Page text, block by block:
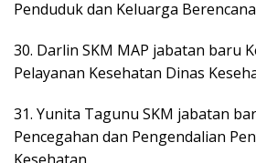
Penduduk dan Keluarga Berencana
30. Darlin SKM MAP jabatan baru
Pelayanan Kesehatan Dinas
31. Yunita Tagunu SKM jabatan
Pencegahan dan Pengendalian